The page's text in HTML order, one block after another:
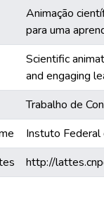
Animação
para uma
Scientific
and engaging
Trabalho de
Instuto Federal
http://